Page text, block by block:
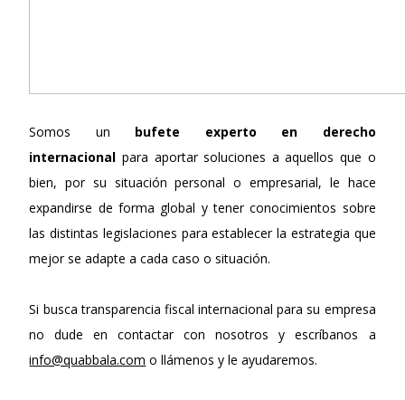
Somos un bufete experto en derecho
internacional para aportar soluciones a aquellos que o
bien, por su situación personal o empresarial, le hace
expandirse de forma global y tener conocimientos sobre
las distintas legislaciones para establecer la estrategia que
mejor se adapte a cada caso o situación.
Si busca transparencia fiscal internacional para su empresa
no dude en contactar con nosotros y escríbanos a
info@quabbala.com o llámenos y le ayudaremos.